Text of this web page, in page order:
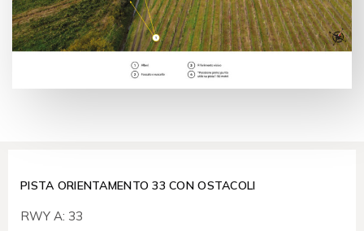
PISTA ORIENTAMENTO 33 CON OSTACOLI
RWY A: 33